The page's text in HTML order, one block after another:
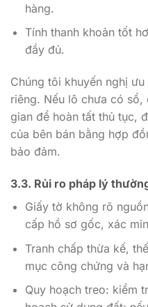
hàng.
Tính thanh khoản tốt
đầy đủ.
Chúng tôi khuyến nghị
riêng. Nếu lô chưa có
gian để hoàn tất thủ tục,
của bên bán bằng hợp
bảo đảm.
3.3. Rủi ro pháp lý
Giấy tờ không rõ
cấp hồ sơ gốc, xác
Tranh chấp thừa kế,
mục công chứng và
Quy hoạch treo: kiểm